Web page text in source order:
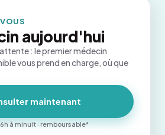
aujourd'hui
: le premier médecin
vous prend en charge, où que
maintenant
à minuit · remboursable*